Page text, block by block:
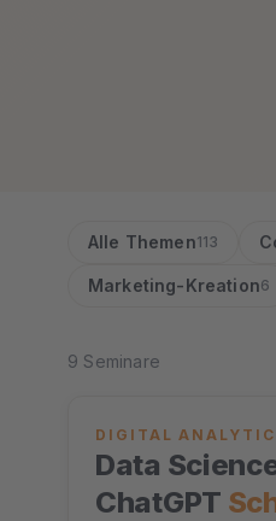
Alle Themen113
Marketing-Kreation6
9 Seminare
DIGITAL
Data
ChatGPT